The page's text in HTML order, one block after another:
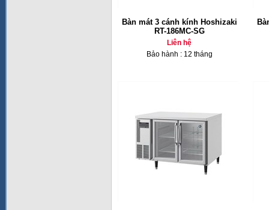
Bàn mát 3 cánh kính Hoshizaki
RT-186MC-SG
Liên hệ
Bảo hành : 12 tháng